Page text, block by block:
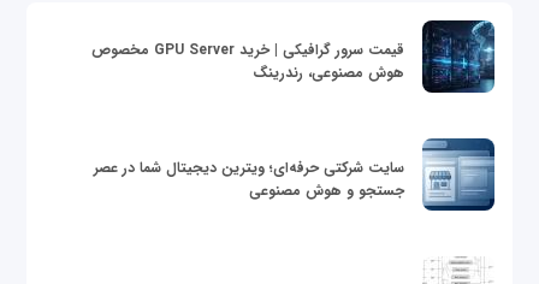
قیمت سرور گرافیکی | خرید GPU Server مخصوص
هوش مصنوعی، رندرینگ
سایت شرکتی حرفه‌ای؛ ویترین دیجیتال شما در عصر
جستجو و هوش مصنوعی